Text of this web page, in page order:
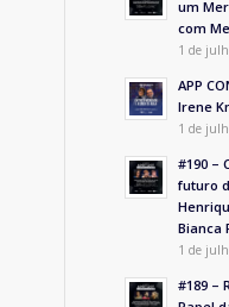
um
com
1 de
APP
Irene
1 de
#190 –
futuro
Bianca
1 de
#189 –